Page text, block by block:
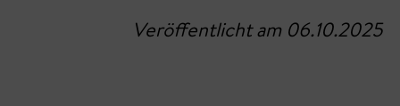
Veröffentlicht am 06.10.2025